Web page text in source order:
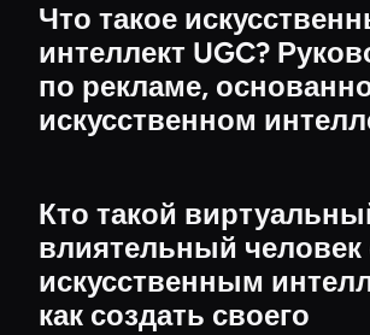
Что такое
интеллект UGC?
по рекламе,
искусственном
Кто такой
влиятельный человек
искусственным
как создать своего